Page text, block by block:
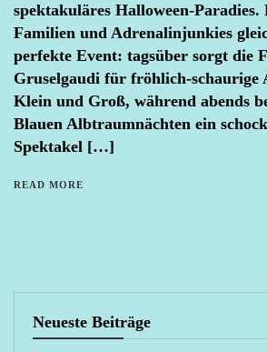
spektakuläres Halloween-
Familien und Adrenalinjunkies
perfekte Event: tagsüber sorgt die
Gruselgaudi für fröhlich-schaurige
Klein und Groß, während abends
Blauen Albtraumnächten ein
Spektakel […]
READ MORE
Neueste Beiträge